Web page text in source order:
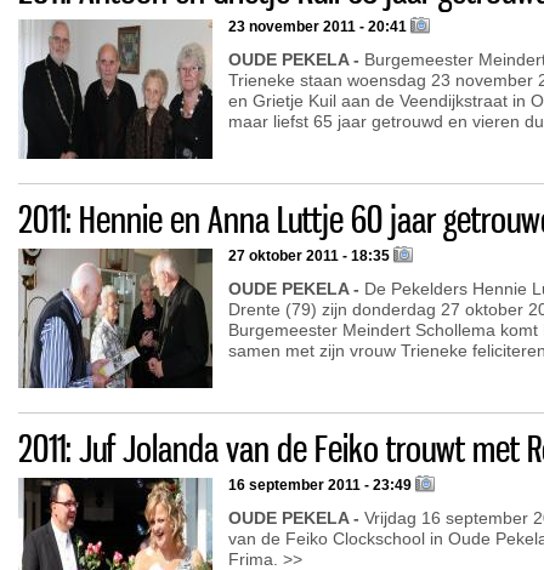
23 november 2011 - 20:41
OUDE PEKELA - Burgemeester
Trieneke staan woensdag 23 november
en Grietje Kuil aan de Veendijkstraat in
maar liefst 65 jaar getrouwd en vieren
2011: Hennie en Anna Luttje 60 jaar
27 oktober 2011 - 18:35
OUDE PEKELA - De Pekelders Hennie
Drente (79) zijn donderdag 27 oktober
Burgemeester Meindert Schollema
samen met zijn vrouw Trieneke
2011: Juf Jolanda van de Feiko trouwt met
16 september 2011 - 23:49
OUDE PEKELA - Vrijdag 16 september
van de Feiko Clockschool in Oude
Frima. >>